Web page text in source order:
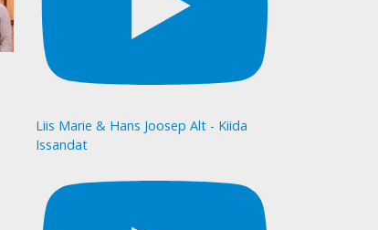
Liis Marie & Hans Joosep Alt - Kiida
Issandat